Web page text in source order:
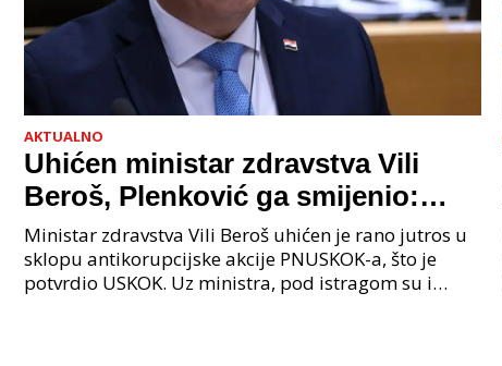
AKTUALNO
Uhićen ministar zdravstva Vili
Beroš, Plenković ga smijenio:
Istraga USKOK-a zbog korupcije
Ministar zdravstva Vili Beroš uhićen je rano jutros u
sklopu antikorupcijske akcije PNUSKOK-a, što je
potvrdio USKOK. Uz ministra, pod istragom su i